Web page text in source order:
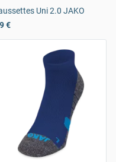
Uni 2.0 JAKO
€